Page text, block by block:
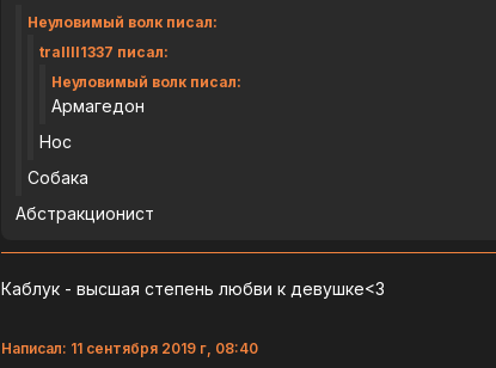
Неуловимый волк писал:
trallll1337 писал:
Неуловимый волк писал:
Армагедон
Нос
Собака
Абстракционист
Каблук - высшая степень любви к девушке<3
Написал: 11 сентября 2019 г, 08:40